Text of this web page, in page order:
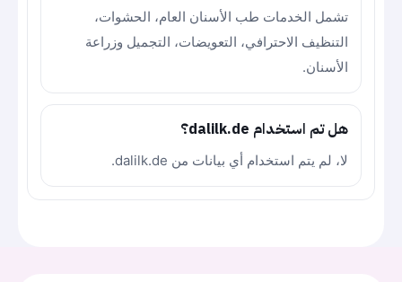
تشمل الخدمات طب الأسنان العام، الحشوات،
التنظيف الاحترافي، التعويضات، التجميل وزراعة
الأسنان.
هل تم استخدام dalilk.de؟
لا، لم يتم استخدام أي بيانات من dalilk.de.